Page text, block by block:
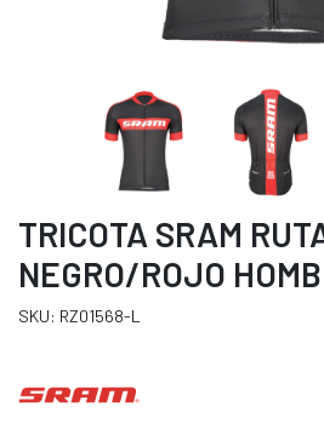
TRICOTA SRAM
NEGRO/ROJO
SKU: RZ01568-L